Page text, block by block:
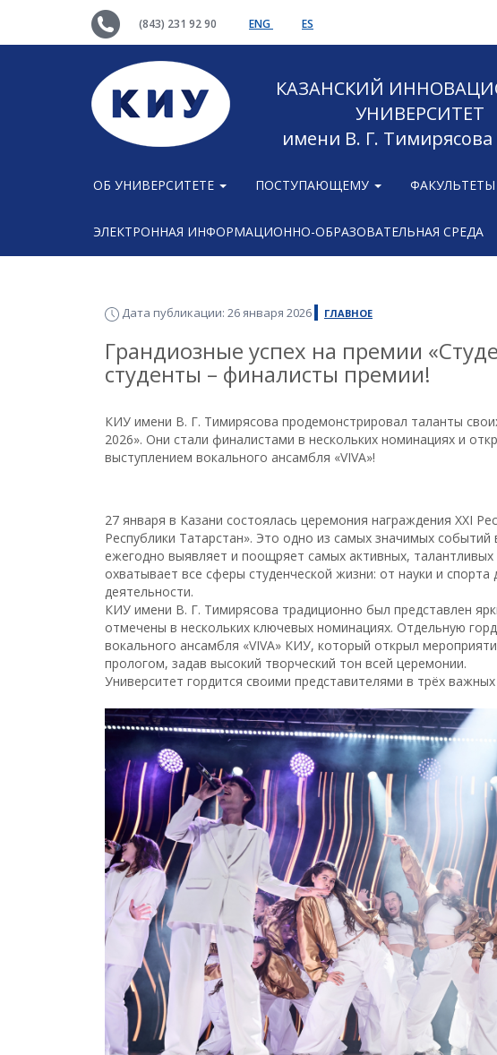
(843) 231 92 90 ENG ES
КАЗАНСКИЙ
УНИВЕРСИТЕТ
имени В. Г.
ОБ УНИВЕРСИТЕТЕ ПОСТУПАЮЩЕМУ ФАКУЛЬТЕТЫ
ЭЛЕКТРОННАЯ ИНФОРМАЦИОННО-ОБРАЗОВАТЕЛЬНАЯ СРЕДА
Дата публикации: 26 января 2026 ГЛАВНОЕ
Грандиозные успех на премии
студенты – финалисты премии!
КИУ имени В. Г. Тимирясова продемонстрировал таланты
2026». Они стали финалистами в нескольких номинациях и
выступлением вокального ансамбля «VIVA»!
27 января в Казани состоялась церемония награждения XXI
Республики Татарстан». Это одно из самых значимых
ежегодно выявляет и поощряет самых активных,
охватывает все сферы студенческой жизни: от науки и
деятельности.
КИУ имени В. Г. Тимирясова традиционно был представлен
отмечены в нескольких ключевых номинациях. Отдельную
вокального ансамбля «VIVA» КИУ, который открыл
прологом, задав высокий творческий тон всей церемонии.
Университет гордится своими представителями в трёх